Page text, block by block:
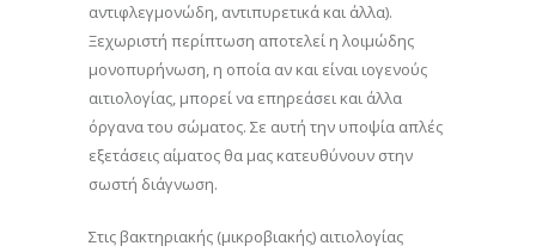
αντιφλεγμονώδη, αντιπυρετικά και άλλα).
Ξεχωριστή περίπτωση αποτελεί η λοιμώδης
μονοπυρήνωση, η οποία αν και είναι ιογενούς
αιτιολογίας, μπορεί να επηρεάσει και άλλα
όργανα του σώματος. Σε αυτή την υποψία απλές
εξετάσεις αίματος θα μας κατευθύνουν στην
σωστή διάγνωση.
Στις βακτηριακής (μικροβιακής) αιτιολογίας